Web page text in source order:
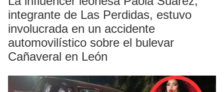
integrante de Las Perdidas, estuvo
involucrada en un accidente
automovilístico sobre el bulevar
Cañaveral en León